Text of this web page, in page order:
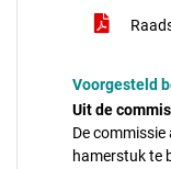
Voorgesteld
Uit de
De
hamerstuk te